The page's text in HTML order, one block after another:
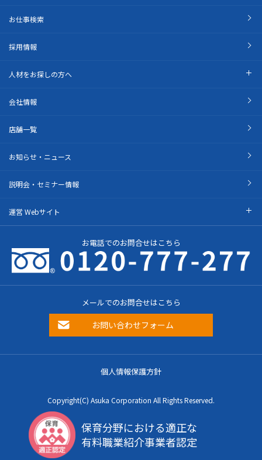
お仕事検索
採用情報
人材をお探しの方へ
会社情報
店舗一覧
お知らせ・ニュース
説明会・セミナー情報
運営 Webサイト
お電話でのお問合せはこちら
メールでのお問合せはこちら
お問い合わせフォーム
個人情報保護方針
Copyright(C) Asuka Corporation All Rights Reserved.
保育分野における適正な
有料職業紹介事業者認定